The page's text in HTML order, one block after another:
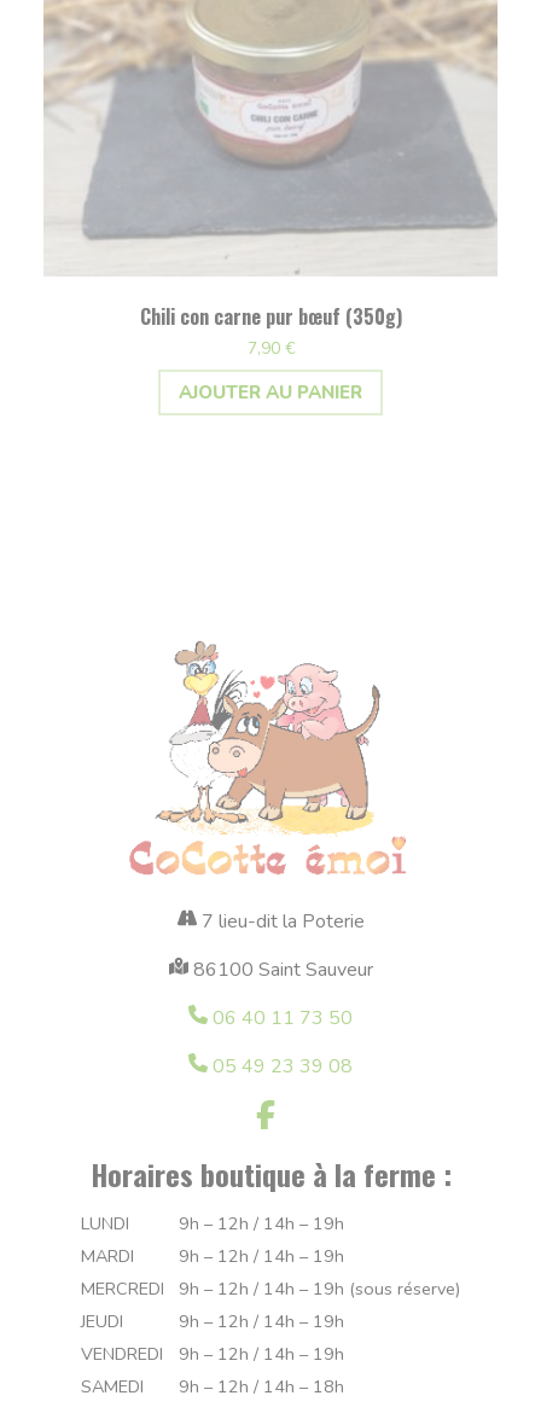
Chili con carne pur bœuf (350g)
7,90 €
AJOUTER AU PANIER
7 lieu-dit la Poterie
86100 Saint Sauveur
06 40 11 73 50
05 49 23 39 08
Horaires boutique à la ferme :
LUNDI
9h – 12h / 14h – 19h
MARDI
9h – 12h / 14h – 19h
MERCREDI
9h – 12h / 14h – 19h (sous réserve)
JEUDI
9h – 12h / 14h – 19h
VENDREDI
9h – 12h / 14h – 19h
SAMEDI
9h – 12h / 14h – 18h